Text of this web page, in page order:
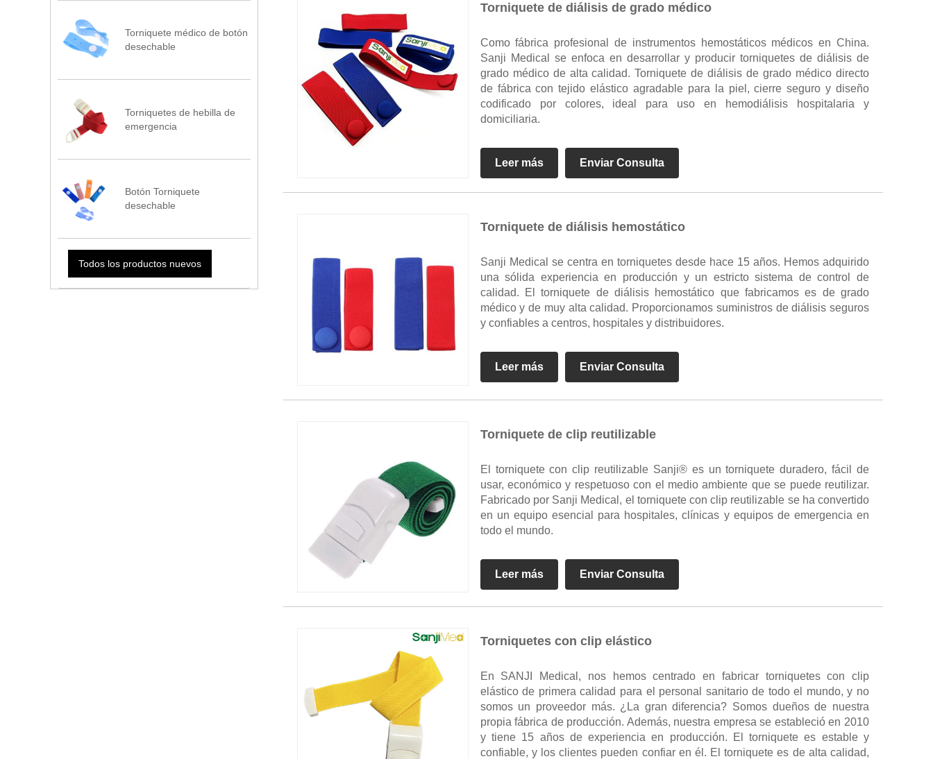
Torniquete médico de botón
desechable
Torniquetes de hebilla de
emergencia
Botón Torniquete
desechable
Todos los productos nuevos
Torniquete de diálisis de grado médico
Como fábrica profesional de instrumentos hemostáticos médicos en China.
Sanji Medical se enfoca en desarrollar y producir torniquetes de diálisis de
grado médico de alta calidad. Torniquete de diálisis de grado médico directo
de fábrica con tejido elástico agradable para la piel, cierre seguro y diseño
codificado por colores, ideal para uso en hemodiálisis hospitalaria y
domiciliaria.
Leer más Enviar Consulta
Torniquete de diálisis hemostático
Sanji Medical se centra en torniquetes desde hace 15 años. Hemos adquirido
una sólida experiencia en producción y un estricto sistema de control de
calidad. El torniquete de diálisis hemostático que fabricamos es de grado
médico y de muy alta calidad. Proporcionamos suministros de diálisis seguros
y confiables a centros, hospitales y distribuidores.
Leer más Enviar Consulta
Torniquete de clip reutilizable
El torniquete con clip reutilizable Sanji® es un torniquete duradero, fácil de
usar, económico y respetuoso con el medio ambiente que se puede reutilizar.
Fabricado por Sanji Medical, el torniquete con clip reutilizable se ha convertido
en un equipo esencial para hospitales, clínicas y equipos de emergencia en
todo el mundo.
Leer más Enviar Consulta
Torniquetes con clip elástico
En SANJI Medical, nos hemos centrado en fabricar torniquetes con clip
elástico de primera calidad para el personal sanitario de todo el mundo, y no
somos un proveedor más. ¿La gran diferencia? Somos dueños de nuestra
propia fábrica de producción. Además, nuestra empresa se estableció en 2010
y tiene 15 años de experiencia en producción. El torniquete es estable y
confiable, y los clientes pueden confiar en él. El torniquete es de alta calidad,